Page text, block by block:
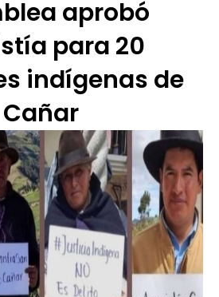
aprobó
para 20
indígenas de
Cañar